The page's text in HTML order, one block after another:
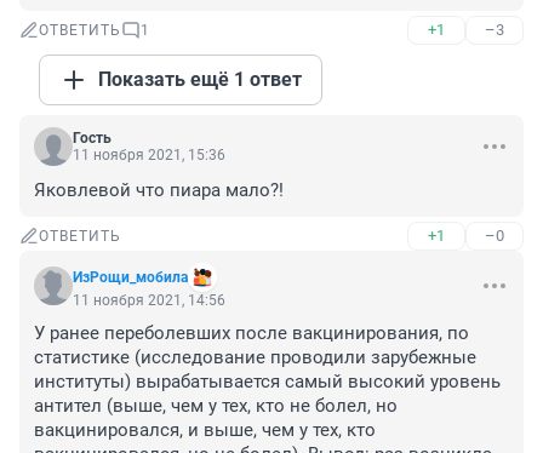
ОТВЕТИТЬ 1 +1 –3
Показать ещё 1 ответ
Гость
11 ноября 2021, 15:36
Яковлевой что пиара мало?!
ОТВЕТИТЬ +1 –0
ИзРощи_мобила
11 ноября 2021, 14:56
У ранее переболевших после вакцинирования, по
статистике (исследование проводили зарубежные
институты) вырабатывается самый высокий уровень
антител (выше, чем у тех, кто не болел, но
вакцинировался, и выше, чем у тех, кто